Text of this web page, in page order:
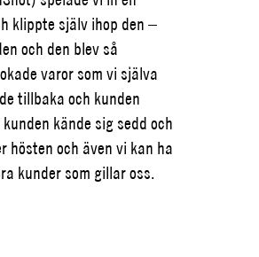
klippte själv ihop den –
och den blev så
varor som vi själva
tillbaka och kunden
kände sig sedd och
hösten och även vi kan ha
kunder som gillar oss.